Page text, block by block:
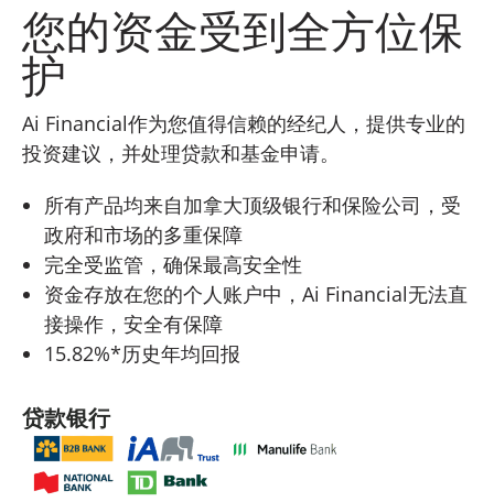
您的资金受到全方位保
护
Ai Financial作为您值得信赖的经纪人，提供专业的
投资建议，并处理贷款和基金申请。
所有产品均来自加拿大顶级银行和保险公司，受
政府和市场的多重保障
完全受监管，确保最高安全性
资金存放在您的个人账户中，Ai Financial无法直
接操作，安全有保障
15.82%*历史年均回报
贷款银行